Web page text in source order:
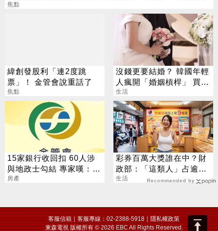
焦點
緯創發股利「連2度跳
票」！ 金管會說重話了
焦點
沒錢更要結婚？ 韓國年輕
人瘋開「婚姻槓桿」 買房
拚翻轉階級
生活
15家銀行收回扣 60人涉
與地政士勾結 專家嘆：徹
查恐血流成河
房產
彩券百萬大獎誰在中？財
政部：「這類人」占逾6
成
生活 Recommended by
客服信箱｜客服專線：02-2388-5918｜隱私權政策
東森電視 版權所有 © 2026 EBC All Rights Reserved.